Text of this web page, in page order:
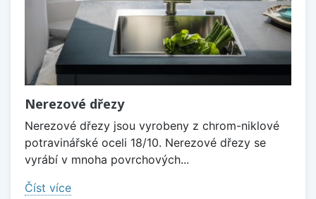
Nerezové dřezy
Nerezové dřezy jsou vyrobeny z chrom-niklové
potravinářské oceli 18/10. Nerezové dřezy se
vyrábí v mnoha povrchových...
Číst více